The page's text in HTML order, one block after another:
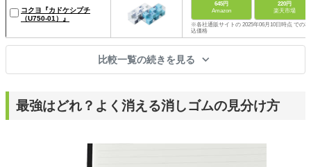
コクヨ『カドケシプチ
（U750-01）』
645円
Amazon
220円
楽天市場
※各社通販サイトの 2025年06月10日時点 での税
込価格
比較一覧の続きを見る
最強はどれ？よく消える消しゴムの見分け方